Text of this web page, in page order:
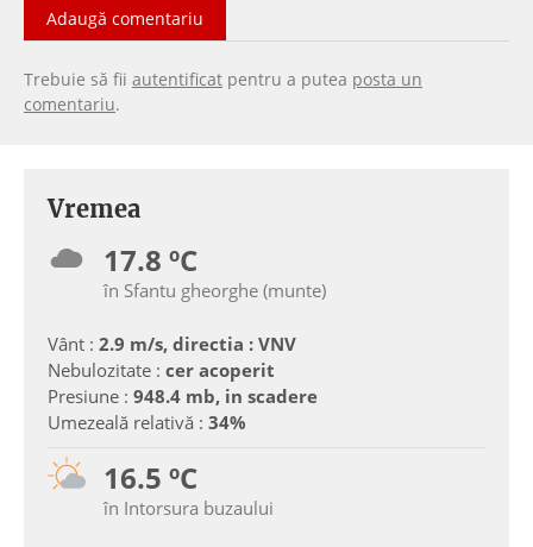
Adaugă comentariu
Trebuie să fii autentificat pentru a putea posta un
comentariu.
Vremea
17.8 ºC
în Sfantu gheorghe (munte)
Vânt : 2.9 m/s, directia : VNV
Nebulozitate : cer acoperit
Presiune : 948.4 mb, in scadere
Umezeală relativă : 34%
16.5 ºC
în Intorsura buzaului